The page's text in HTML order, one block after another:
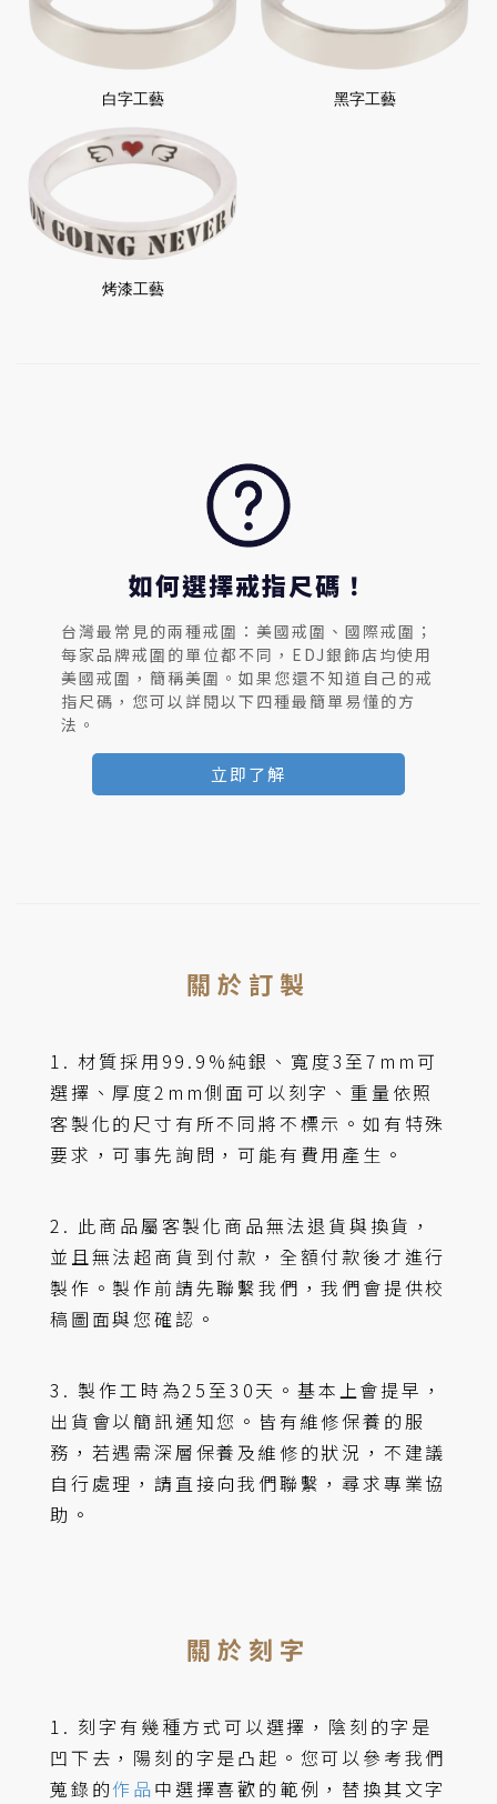
白字工藝 黑字工藝
烤漆工藝
如何選擇戒指尺碼！
台灣最常見的兩種戒圍：美國戒圍、國際戒圍；
每家品牌戒圍的單位都不同，EDJ銀飾店均使用
美國戒圍，簡稱美圍。如果您還不知道自己的戒
指尺碼，您可以詳閱以下四種最簡單易懂的方
法。
立即了解
關於訂製
1. 材質採用99.9%純銀、寬度3至7mm可
選擇、厚度2mm側面可以刻字、重量依照
客製化的尺寸有所不同將不標示。如有特殊
要求，可事先詢問，可能有費用產生。
2. 此商品屬客製化商品無法退貨與換貨，
並且無法超商貨到付款，全額付款後才進行
製作。製作前請先聯繫我們，我們會提供校
稿圖面與您確認。
3. 製作工時為25至30天。基本上會提早，
出貨會以簡訊通知您。皆有維修保養的服
務，若遇需深層保養及維修的狀況，不建議
自行處理，請直接向我們聯繫，尋求專業協
助。
關於刻字
1. 刻字有幾種方式可以選擇，陰刻的字是
凹下去，陽刻的字是凸起。您可以參考我們
蒐錄的作品中選擇喜歡的範例，替換其文字